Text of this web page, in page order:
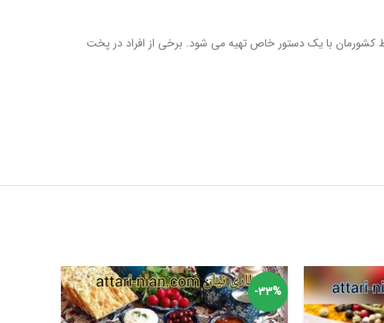
کشورمان با یک دستور خاص تهیه می شود. برخی از افراد در پخت
-33%